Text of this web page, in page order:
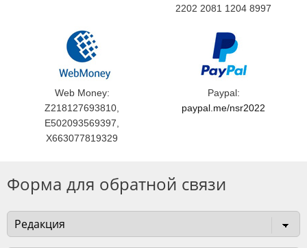
2202 2081 1204 8997
Web Money:
Z218127693810,
E502093569397,
X663077819329
Paypal:
paypal.me/nsr2022
Форма для обратной связи